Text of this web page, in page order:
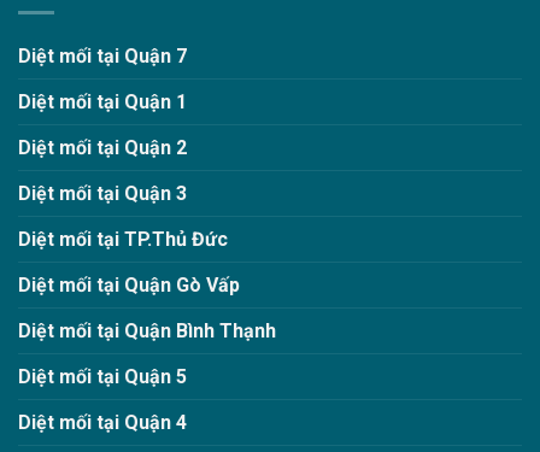
Diệt mối tại Quận 7
Diệt mối tại Quận 1
Diệt mối tại Quận 2
Diệt mối tại Quận 3
Diệt mối tại TP.Thủ Đức
Diệt mối tại Quận Gò Vấp
Diệt mối tại Quận Bình Thạnh
Diệt mối tại Quận 5
Diệt mối tại Quận 4